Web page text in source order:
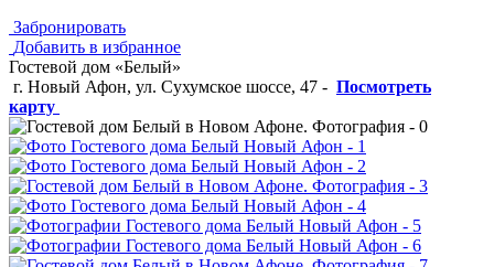
Забронировать
Добавить в избранное
Гостевой дом «Белый»
г. Новый Афон, ул. Сухумское шоссе, 47 - Посмотреть
карту